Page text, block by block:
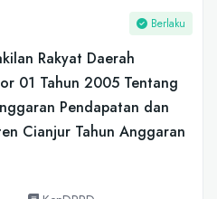
Berlaku
Rakyat Daerah
01 Tahun 2005 Tentang
Pendapatan dan
Cianjur Tahun Anggaran